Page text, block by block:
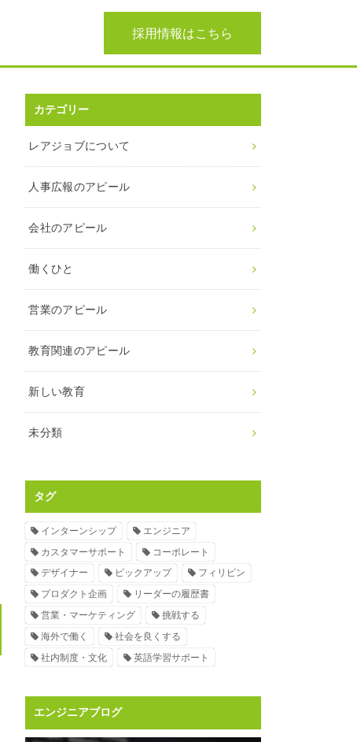
採用情報はこちら
カテゴリー
レアジョブについて
人事広報のアピール
会社のアピール
働くひと
営業のアピール
教育関連のアピール
新しい教育
未分類
タグ
インターンシップ
エンジニア
カスタマーサポート
コーポレート
デザイナー
ピックアップ
フィリピン
プロダクト企画
リーダーの履歴書
営業・マーケティング
挑戦する
海外で働く
社会を良くする
社内制度・文化
英語学習サポート
エンジニアブログ